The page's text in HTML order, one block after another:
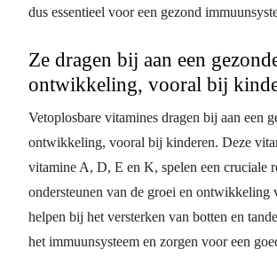
dus essentieel voor een gezond
Ze dragen bij aan een
ontwikkeling, vooral bij
Vetoplosbare vitamines dragen bij aan een
ontwikkeling, vooral bij kinderen. Deze
vitamine A, D, E en K, spelen een cruciale
ondersteunen van de groei en ontwikkeling
helpen bij het versterken van botten en
het immuunsysteem en zorgen voor een